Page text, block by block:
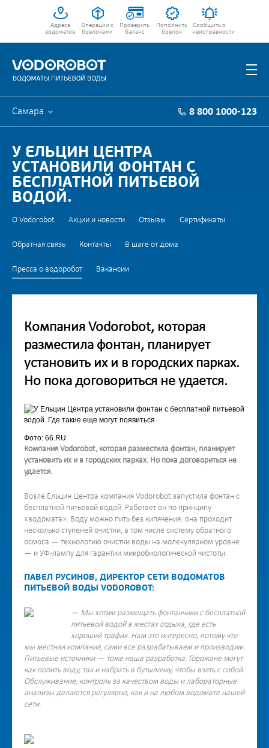
Адреса
водоматов
Операции с
брелоками
Проверить
баланс
Пополнить
брелок
Сообщить о
неисправности
Самара 8 800 1000-123
У ЕЛЬЦИН ЦЕНТРА
УСТАНОВИЛИ ФОНТАН С
БЕСПЛАТНОЙ ПИТЬЕВОЙ
ВОДОЙ.
О Vodorobot Акции и новости Отзывы Сертификаты
Обратная связь Контакты В шаге от дома
Пресса о водоробот Вакансии
Компания Vodorobot, которая
разместила фонтан, планирует
установить их и в городских парках.
Но пока договориться не удается.
Фото: 66.RU
Компания Vodorobot, которая разместила фонтан, планирует
установить их и в городских парках. Но пока договориться не
удается.
Возле Ельцин Центра компания Vodorobot запустила фонтан с
бесплатной питьевой водой. Работает он по принципу
«водомата». Воду можно пить без кипячения: она проходит
несколько ступеней очистки, в том числе систему обратного
осмоса — технологию очистки воды на молекулярном уровне
— и УФ-лампу для гарантии микробиологической чистоты.
ПАВЕЛ РУСИНОВ, ДИРЕКТОР СЕТИ ВОДОМАТОВ
ПИТЬЕВОЙ ВОДЫ VODOROBOT:
— Мы хотим размещать фонтанчики с бесплатной
питьевой водой в местах отдыха, где есть
хороший трафик. Нам это интересно, потому что
мы местная компания, сами все разрабатываем и производим.
Питьевые источники — тоже наша разработка. Горожане могут
как попить воду, так и набрать в бутылочку, чтобы взять с собой.
Обслуживание, контроль за качеством воды и лабораторные
анализы делаются регулярно, как и на любом водомате нашей
сети.